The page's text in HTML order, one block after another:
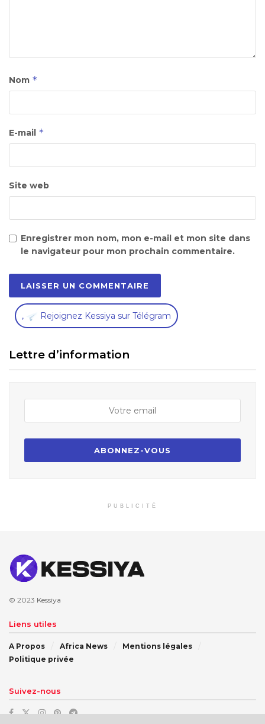
Nom *
E-mail *
Site web
Enregistrer mon nom, mon e-mail et mon site dans
le navigateur pour mon prochain commentaire.
, Rejoignez Kessiya sur Télégram
Lettre d’information
PUBLICITÉ
© 2023 Kessiya
Liens utiles
A Propos Africa News
Mentions légales
Politique privée
Suivez-nous